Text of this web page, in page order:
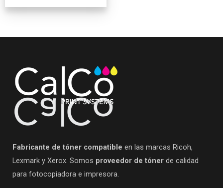
Fabricante de tóner compatible en las marcas Ricoh,
Lexmark y Xerox. Somos proveedor de tóner de calidad
para fotocopiadora e impresora.